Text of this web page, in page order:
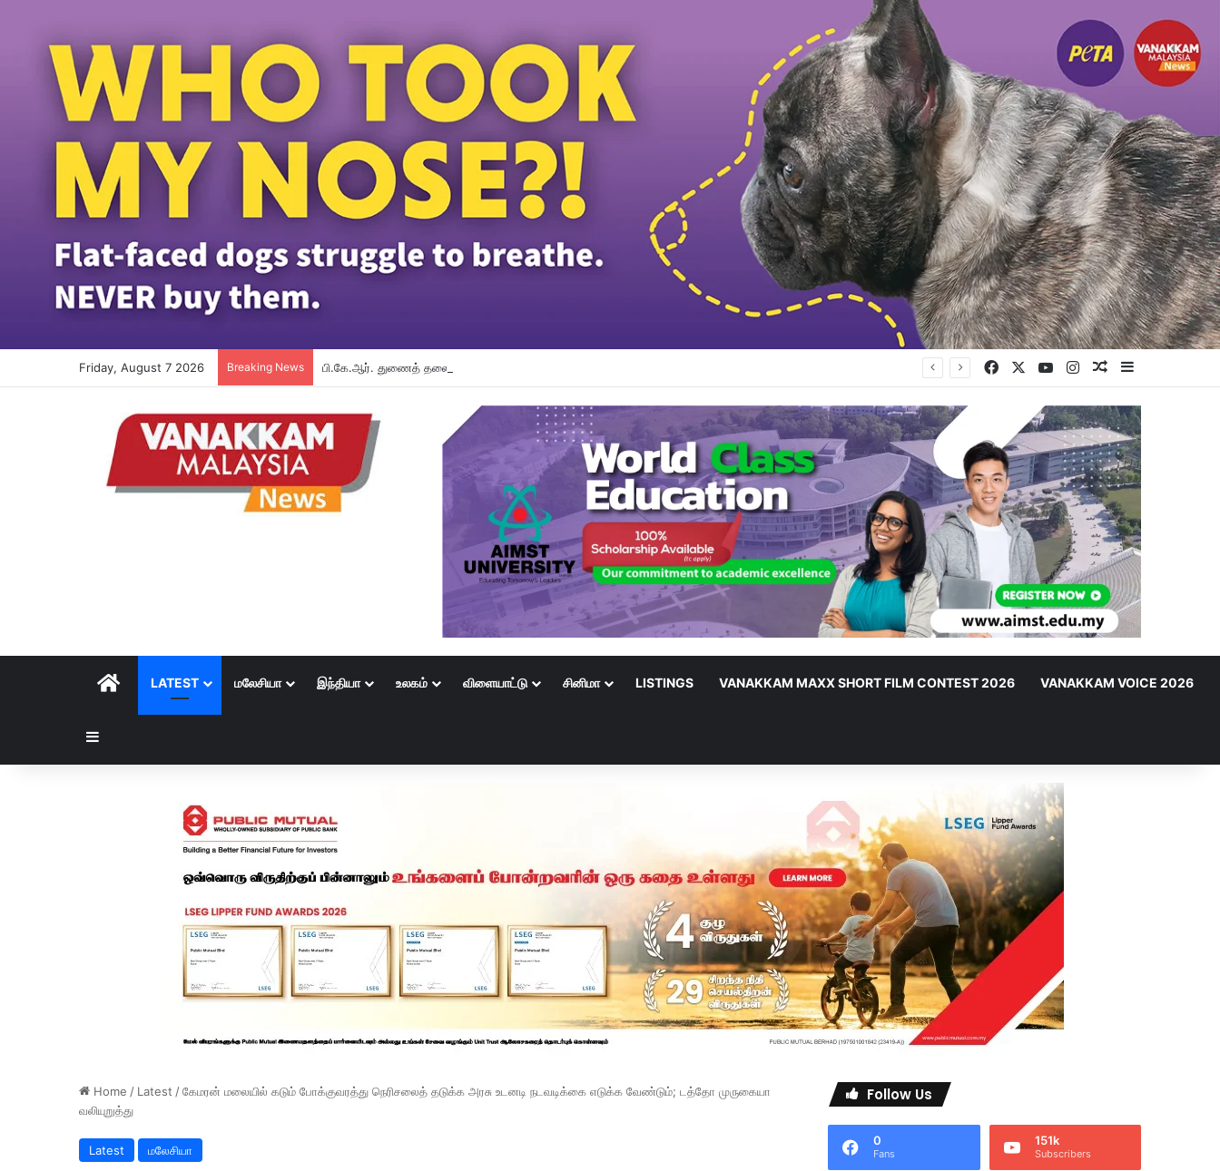
Friday, August 7 2026 Breaking News பி.கே.ஆர். துணைத் தலைவர் பதவியிலிருந்து விலக கோரினார் நூருல் இஸ்ஸா; தற்காலிக ஓய்வு வழங்கியுள்ளது கட்சி Facebook YouTubeInstagramRandom Article
HOMELATEST மலேசியா இந்தியா உலகம் விளையாட்டு சினிமா LISTINGS VANAKKAM MAXX SHORT FILM CONTEST 2026 VANAKKAM VOICE 2026
Home / Latest /கேமரன் மலையில் கடும் போக்குவரத்து நெரிசலைத் தடுக்க அரசு உடனடி நடவடிக்கை எடுக்க வேண்டும்; டத்தோ முருகையா
வலியுறுத்து
Latest மலேசியா
Follow Us
0
Fans
151k
Subscribers